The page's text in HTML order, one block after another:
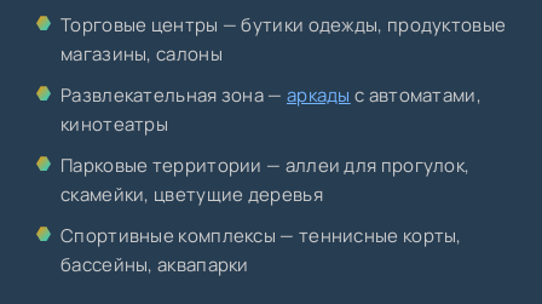
Торговые центры — бутики одежды, продуктовые
магазины, салоны
Развлекательная зона — аркады с автоматами,
кинотеатры
Парковые территории — аллеи для прогулок,
скамейки, цветущие деревья
Спортивные комплексы — теннисные корты,
бассейны, аквапарки